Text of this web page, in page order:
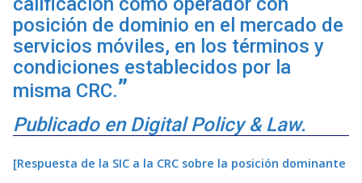
posición de dominio en el mercado de
servicios móviles, en los términos y
condiciones establecidos por la
misma CRC.
Publicado en Digital Policy & Law.
[Respuesta de la SIC a la CRC sobre la posición dominante